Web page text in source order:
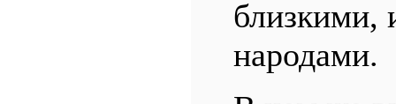
близкими,
народами.